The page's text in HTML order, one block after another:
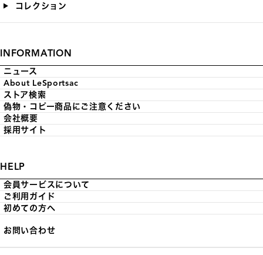
コレクション
INFORMATION
ニュース
About LeSportsac
ストア検索
偽物・コピー商品にご注意ください
会社概要
採用サイト
HELP
会員サービスについて
ご利用ガイド
初めての方へ
お問い合わせ